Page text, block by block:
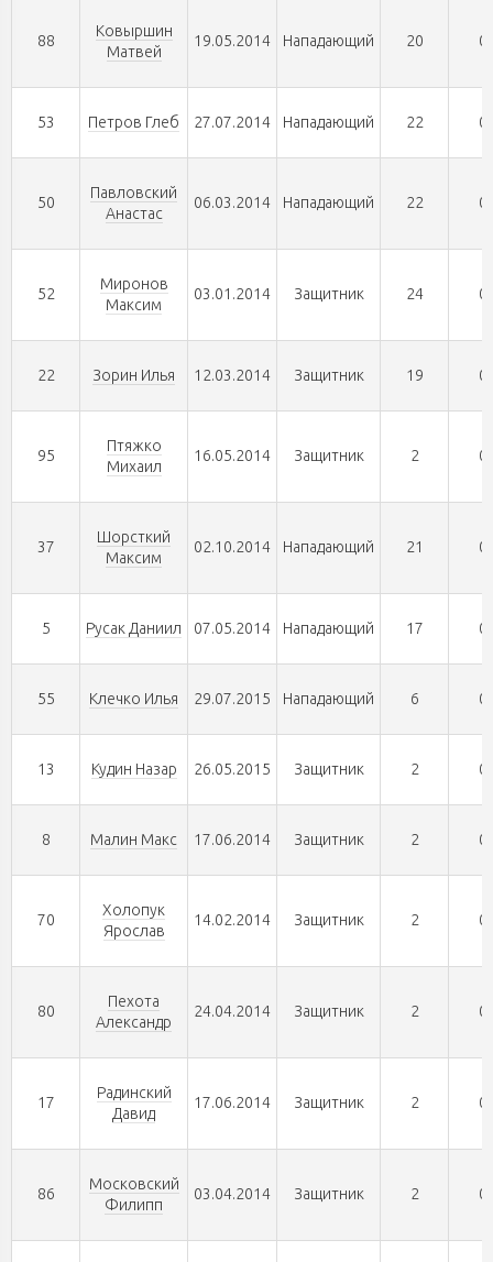
88
Ковыршин
Матвей
19.05.2014 Нападающий 20 0
53 Петров Глеб 27.07.2014 Нападающий 22 0
50
Павловский
Анастас
06.03.2014 Нападающий 22 0
52
Миронов
Максим
03.01.2014 Защитник 24 0
22 Зорин Илья 12.03.2014 Защитник 19 0
95
Птяжко
Михаил
16.05.2014 Защитник 2 0
37
Шорсткий
Максим
02.10.2014 Нападающий 21 0
5 Русак Даниил 07.05.2014 Нападающий 17 0
55 Клечко Илья 29.07.2015 Нападающий 6 0
13 Кудин Назар 26.05.2015 Защитник 2 0
8 Малин Макс 17.06.2014 Защитник 2 0
70
Холопук
Ярослав
14.02.2014 Защитник 2 0
80
Пехота
Александр
24.04.2014 Защитник 2 0
17
Радинский
Давид
17.06.2014 Защитник 2 0
86
Московский
Филипп
03.04.2014 Защитник 2 0